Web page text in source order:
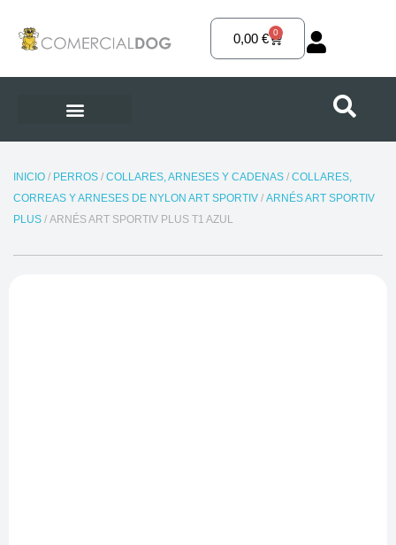
contenido
0,00€ 0
Carrito
INICIO/ PERROS/ COLLARES, ARNESES Y CADENAS/ COLLARES,
CORREAS Y ARNESES DE NYLON ART SPORTIV/ ARNÉS ART SPORTIV
PLUS/ ARNÉS ART SPORTIV PLUS T1 AZUL